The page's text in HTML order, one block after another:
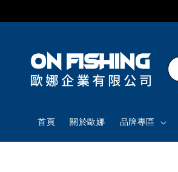
首頁 關於歐娜 品牌專區